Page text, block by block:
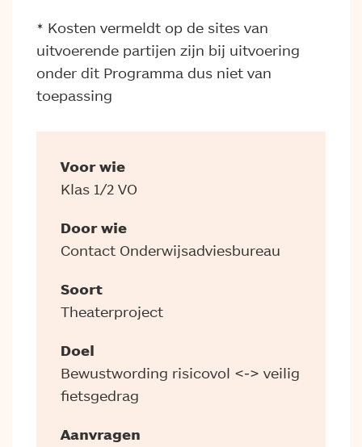
* Kosten vermeldt op de sites van
uitvoerende partijen zijn bij uitvoering
onder dit Programma dus niet van
toepassing
Voor wie
Klas 1/2 VO
Door wie
Contact Onderwijsadviesbureau
Soort
Theaterproject
Doel
Bewustwording risicovol <-> veilig
fietsgedrag
Aanvragen